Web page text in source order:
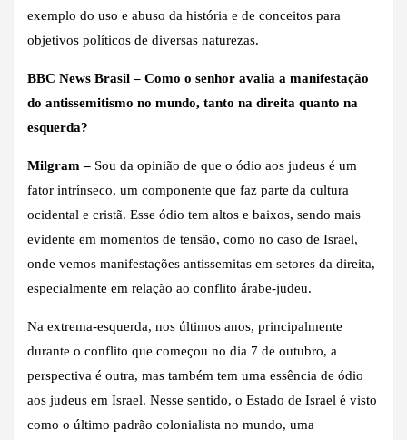
exemplo do uso e abuso da história e de conceitos para
objetivos políticos de diversas naturezas.
BBC News Brasil – Como o senhor avalia a manifestação
do antissemitismo no mundo, tanto na direita quanto na
esquerda?
Milgram – Sou da opinião de que o ódio aos judeus é um
fator intrínseco, um componente que faz parte da cultura
ocidental e cristã. Esse ódio tem altos e baixos, sendo mais
evidente em momentos de tensão, como no caso de Israel,
onde vemos manifestações antissemitas em setores da direita,
especialmente em relação ao conflito árabe-judeu.
Na extrema-esquerda, nos últimos anos, principalmente
durante o conflito que começou no dia 7 de outubro, a
perspectiva é outra, mas também tem uma essência de ódio
aos judeus em Israel. Nesse sentido, o Estado de Israel é visto
como o último padrão colonialista no mundo, uma